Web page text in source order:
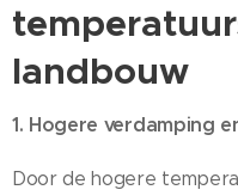
landbouw
1. Hogere verdamping
Door de hogere